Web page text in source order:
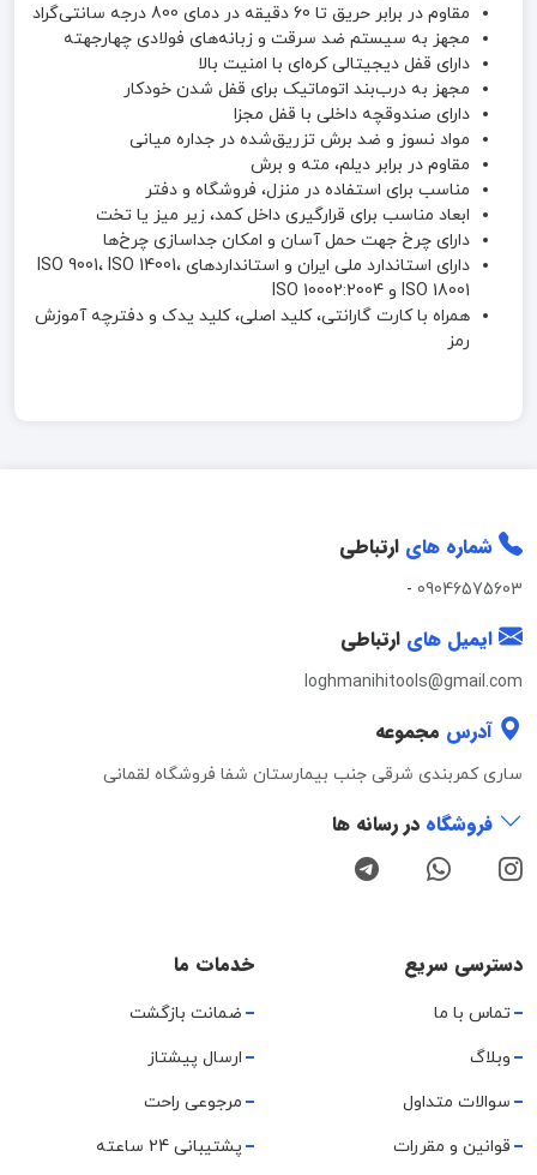
مقاوم در برابر حریق تا 60 دقیقه در دمای 800 درجه سانتی‌گراد
مجهز به سیستم ضد سرقت و زبانه‌های فولادی چهارجهته
دارای قفل دیجیتالی کره‌ای با امنیت بالا
مجهز به درب‌بند اتوماتیک برای قفل شدن خودکار
دارای صندوقچه داخلی با قفل مجزا
مواد نسوز و ضد برش تزریق‌شده در جداره میانی
مقاوم در برابر دیلم، مته و برش
مناسب برای استفاده در منزل، فروشگاه و دفتر
ابعاد مناسب برای قرارگیری داخل کمد، زیر میز یا تخت
دارای چرخ جهت حمل آسان و امکان جداسازی چرخ‌ها
دارای استاندارد ملی ایران و استانداردهای ISO 9001، ISO 14001،
ISO 18001 و ISO 10002:2004
همراه با کارت گارانتی، کلید اصلی، کلید یدک و دفترچه آموزش
رمز
شماره های ارتباطی
09046575603
-
ایمیل های ارتباطی
loghmanihitools@gmail.com
آدرس مجموعه
ساری کمربندی شرقی جنب بیمارستان شفا فروشگاه لقمانی
فروشگاه در رسانه ها
دسترسی سریع
تماس با ما
وبلاگ
سوالات متداول
قوانین و مقررات
خدمات ما
ضمانت بازگشت
ارسال پیشتاز
مرجوعی راحت
پشتیبانی 24 ساعته